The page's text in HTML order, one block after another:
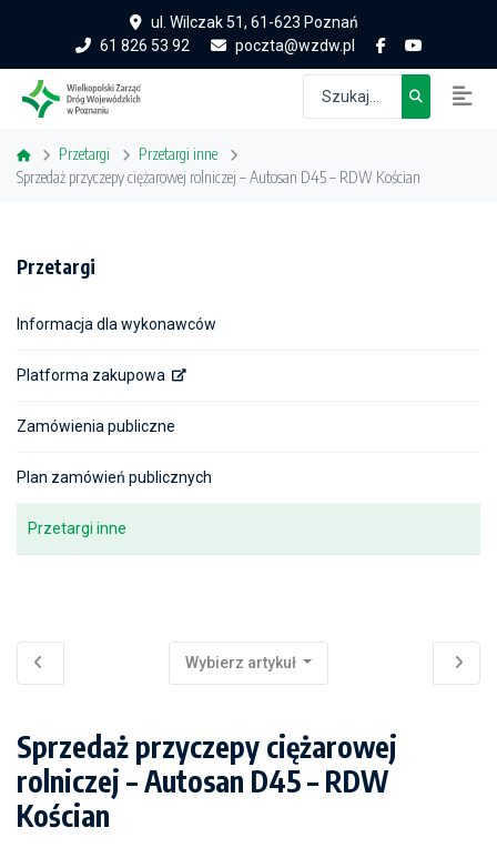
ul. Wilczak 51, 61-623 Poznań
61 826 53 92
poczta@wzdw.pl
Przetargi
Przetargi inne
Sprzedaż przyczepy ciężarowej rolniczej – Autosan D45 – RDW Kościan
Przetargi
Informacja dla wykonawców
Platforma zakupowa
Zamówienia publiczne
Plan zamówień publicznych
Przetargi inne
Wybierz artykuł
Sprzedaż przyczepy ciężarowej
rolniczej – Autosan D45 – RDW
Kościan